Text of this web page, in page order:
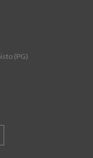
(PG)